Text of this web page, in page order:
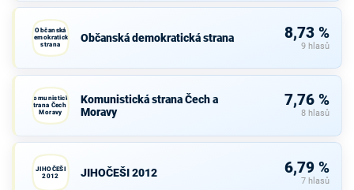
Občanská
demokratická
strana
Občanská demokratická strana 8,73 %
9 hlasů
Komunistická
strana Čech a
Moravy
Komunistická strana Čech a
Moravy
7,76 %
8 hlasů
JIHOČEŠI
2012
JIHOČEŠI 2012 6,79 %
7 hlasů